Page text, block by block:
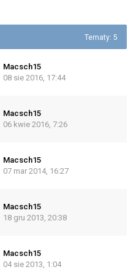
Tematy: 5
Macsch15
08 sie 2016, 17:44
Macsch15
06 kwie 2016, 7:26
Macsch15
07 mar 2014, 16:27
Macsch15
18 gru 2013, 20:38
Macsch15
04 sie 2013, 1:04